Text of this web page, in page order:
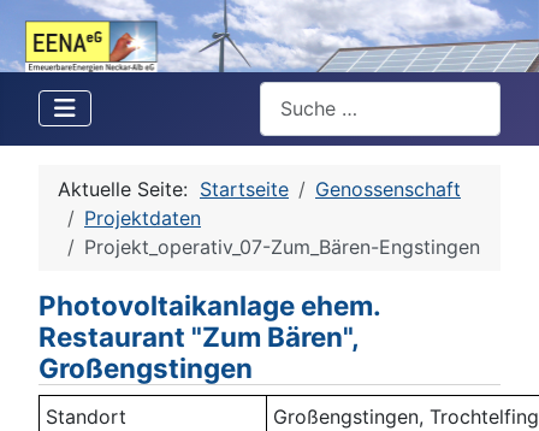
Suchen
Aktuelle Seite: Startseite
Genossenschaft
Projektdaten
Projekt_operativ_07-Zum_Bären-Engstingen
Photovoltaikanlage ehem.
Restaurant "Zum Bären",
Großengstingen
Standort Großengstingen,